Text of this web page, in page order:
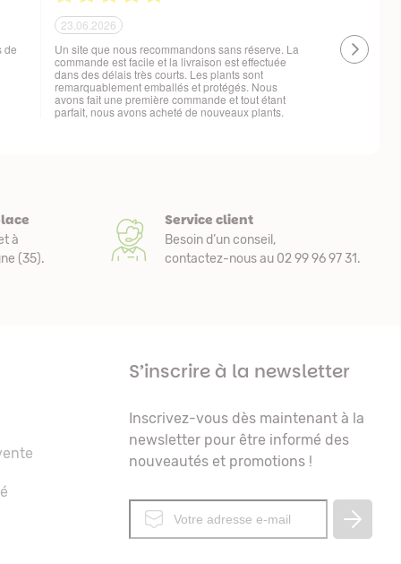
!
21.06.2026
Ras, la livraison est conforme à mes attentes
Livraison à
à
(35).
Service client
Besoin d’un conseil,
contactez-nous au 02 99 96 97 31.
S’inscrire à la newsletter
Inscrivez-vous dès maintenant à la
newsletter pour être informé des
nouveautés et promotions !